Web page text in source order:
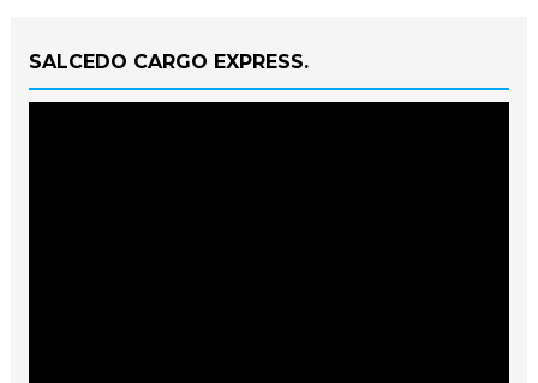
SALCEDO CARGO EXPRESS.